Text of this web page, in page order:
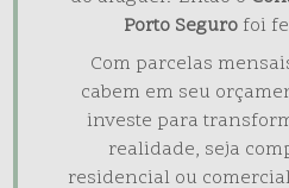
Porto Segurofoi
Com parcelas
cabem em seu
investe para
realidade, seja
residencial ou